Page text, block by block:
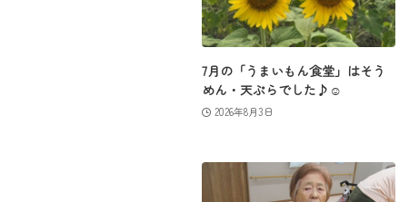
7月の「うまいもん食堂」はそう
めん・天ぷらでした♪☺
2026年8月3日